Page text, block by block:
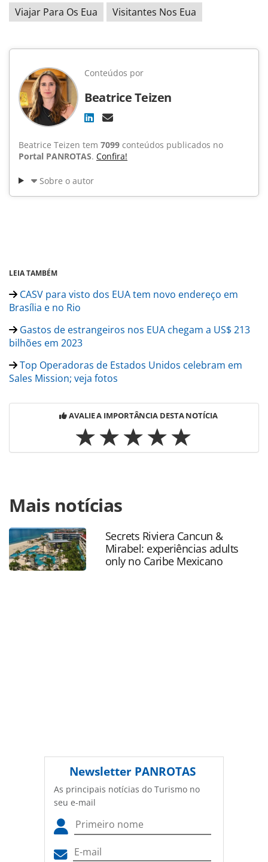
Viajar Para Os Eua Visitantes Nos Eua
Conteúdos por
Beatrice Teizen
Beatrice Teizen tem 7099 conteúdos publicados no
Portal PANROTAS. Confira!
Sobre o autor
LEIA TAMBÉM
CASV para visto dos EUA tem novo endereço em
Brasília e no Rio
Gastos de estrangeiros nos EUA chegam a US$ 213
bilhões em 2023
Top Operadoras de Estados Unidos celebram em
Sales Mission; veja fotos
AVALIE A IMPORTÂNCIA DESTA NOTÍCIA
https://www.panrotas.com.br/mercado/destinos/2024/03/
recebem-18-milhoes-de-visitantes-em-fevereiro-137-mil-
sao-do-brasil_204234.html ou as ferramentas oferecidas na
página. Todo o conteúdo produzido pela PANROTAS
Editora é protegido pela legislação brasileira sobre direito
autoral. Não reproduza o conteúdo sem autorização da
Mais notícias
Secrets Riviera Cancun &
Mirabel: experiências adults
only no Caribe Mexicano
Newsletter PANROTAS
As principais notícias do Turismo no
seu e-mail